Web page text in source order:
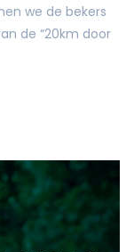
we de bekers
de “20km door